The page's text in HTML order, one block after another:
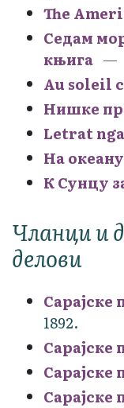
The
Седам
књига
Au soleil
Нишке
Letrat
На
К Сунцу
Чланци и
делови
Сарајске
1892.
Сарајске
Сарајске
Сарајске